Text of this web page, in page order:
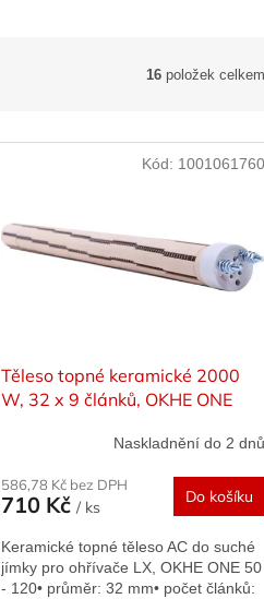
16 položek celkem
Těleso topné keramické 2000
W, 32 x 9 článků, OKHE ONE
Naskladnění do 2 dnů
586,78 Kč bez DPH
710 Kč/ ks
Do košíku
Keramické topné těleso AC do suché
jímky pro ohřívače LX, OKHE ONE 50
- 120• průměr: 32 mm• počet článků:
Kód: 1001061760